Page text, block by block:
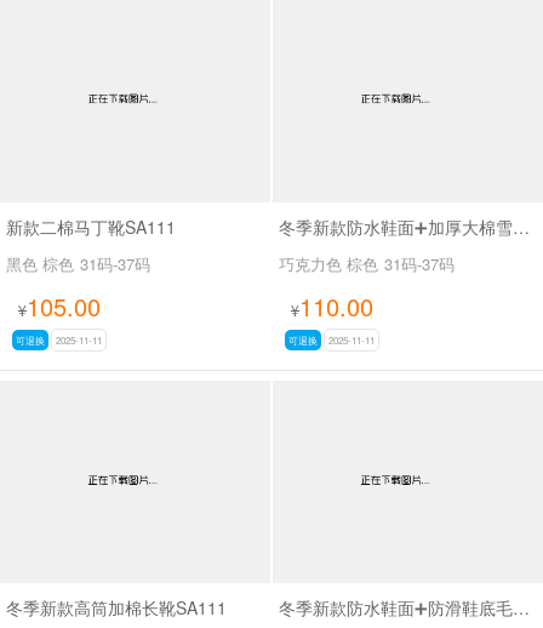
新款二棉马丁靴SA111
黑色 棕色 31码-37码
¥105.00
可退换 2025-11-11
冬季新款防水鞋面➕加厚大棉雪地靴SA111
巧克力色 棕色 31码-37码
¥110.00
可退换 2025-11-11
冬季新款高筒加棉长靴SA111 冬季新款防水鞋面➕防滑鞋底毛口马丁靴SA111